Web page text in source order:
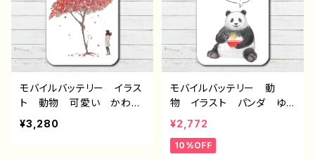
ことを言うパンダ タイト
ル：ラーメンについて悪いこ
と言うパンダ 子パンダ付
き 作：こさつね G-6
モバイルバッテリー イラス
ト 動物 可愛い かわい
い おしゃれ フラミンゴ
紅葉 おすすめ 個性的
¥3,280
モバイルバッテリー 動
物 イラスト パンダ ゆ
るかわ 面白い おもしろ
い ユニーク ゆるい ネ
タ系 可愛い かわいい
¥2,772
10%OFF